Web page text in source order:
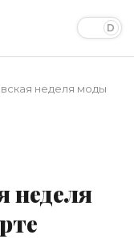
неделя моды
неделя